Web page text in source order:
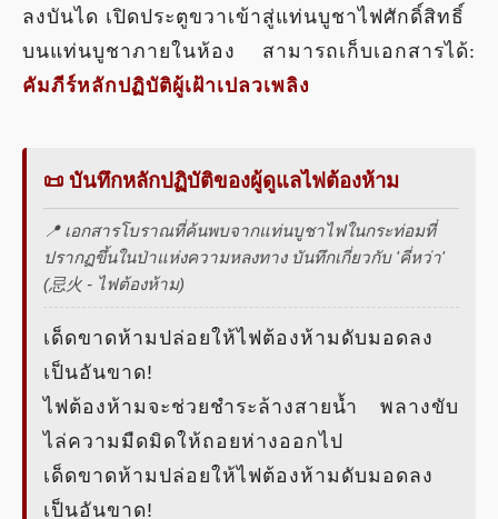
ลงบันได เปิดประตูขวาเข้าสู่แท่นบูชาไฟศักดิ์สิทธิ์
บนแท่นบูชาภายในห้อง สามารถเก็บเอกสารได้:
คัมภีร์หลักปฏิบัติผู้เฝ้าเปลวเพลิง
📜 บันทึกหลักปฏิบัติของผู้ดูแลไฟต้องห้าม
📍 เอกสารโบราณที่ค้นพบจากแท่นบูชาไฟในกระท่อมที่
ปรากฏขึ้นในป่าแห่งความหลงทาง บันทึกเกี่ยวกับ 'คี่หว่า'
(忌火 - ไฟต้องห้าม)
เด็ดขาดห้ามปล่อยให้ไฟต้องห้ามดับมอดลง
เป็นอันขาด!
ไฟต้องห้ามจะช่วยชำระล้างสายน้ำ พลางขับ
ไล่ความมืดมิดให้ถอยห่างออกไป
เด็ดขาดห้ามปล่อยให้ไฟต้องห้ามดับมอดลง
เป็นอันขาด!